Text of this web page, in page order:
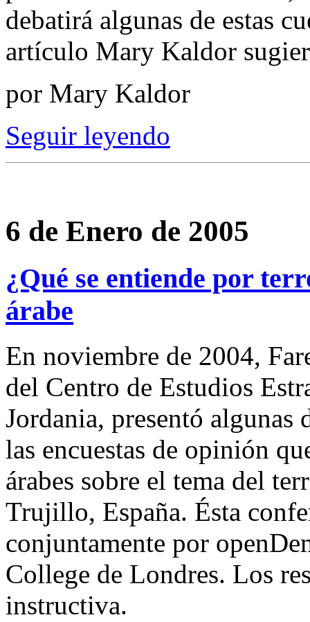
debatirá algunas de estas
artículo Mary Kaldor
por Mary Kaldor
Seguir leyendo
6 de Enero de 2005
¿Qué se entiende por
árabe
En noviembre de 2004,
del Centro de Estudios
Jordania, presentó algunas
las encuestas de opinión
árabes sobre el tema del
Trujillo, España. Ésta
conjuntamente por
College de Londres. Los
instructiva.